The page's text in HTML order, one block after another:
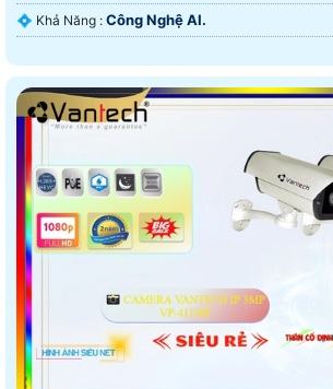
️💠 Khả Năng : Công Nghệ AI.